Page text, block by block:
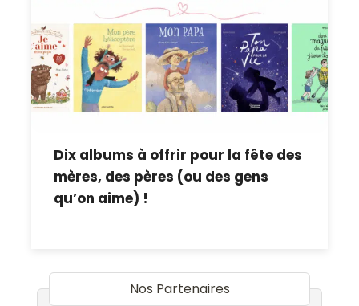
Dix albums à offrir pour la fête des
mères, des pères (ou des gens
qu’on aime) !
Nos Partenaires